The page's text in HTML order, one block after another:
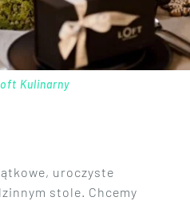
Kulinarny
uroczyste
stole. Chcemy